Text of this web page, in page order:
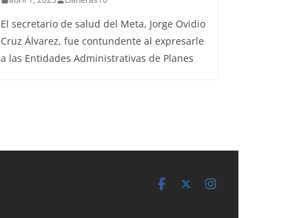
El secretario de salud del Meta, Jorge Ovidio
Cruz Álvarez, fue contundente al expresarle
a las Entidades Administrativas de Planes